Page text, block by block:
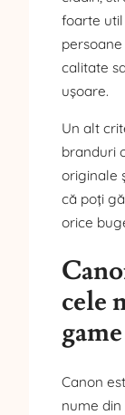
foarte util
calitate
ușoare.
Un alt
branduri
originale
că poți
orice
cele
Canon
nume